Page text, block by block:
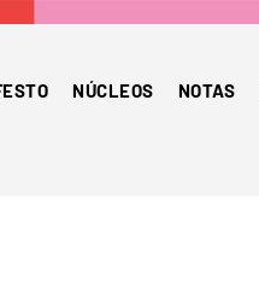
NÚCLEOS NOTAS